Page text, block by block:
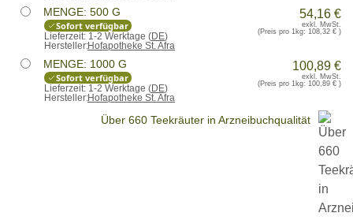
MENGE: 500 G
Sofort verfügbar
Lieferzeit: 1-2 Werktage (DE)
Hersteller:Hofapotheke St. Afra
54,16 €
exkl. MwSt.
(Preis pro 1kg: 108,32 €)
MENGE: 1000 G
Sofort verfügbar
Lieferzeit: 1-2 Werktage (DE)
Hersteller:Hofapotheke St. Afra
100,89 €
exkl. MwSt.
(Preis pro 1kg: 100,89 €)
Über 660 Teekräuter in Arzneibuchqualität